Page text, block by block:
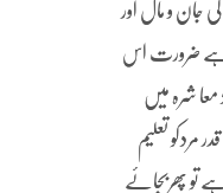
جان و مال اور
ہے ضرورت اس
شرہ میں
تعلیم
تو پھربجائے